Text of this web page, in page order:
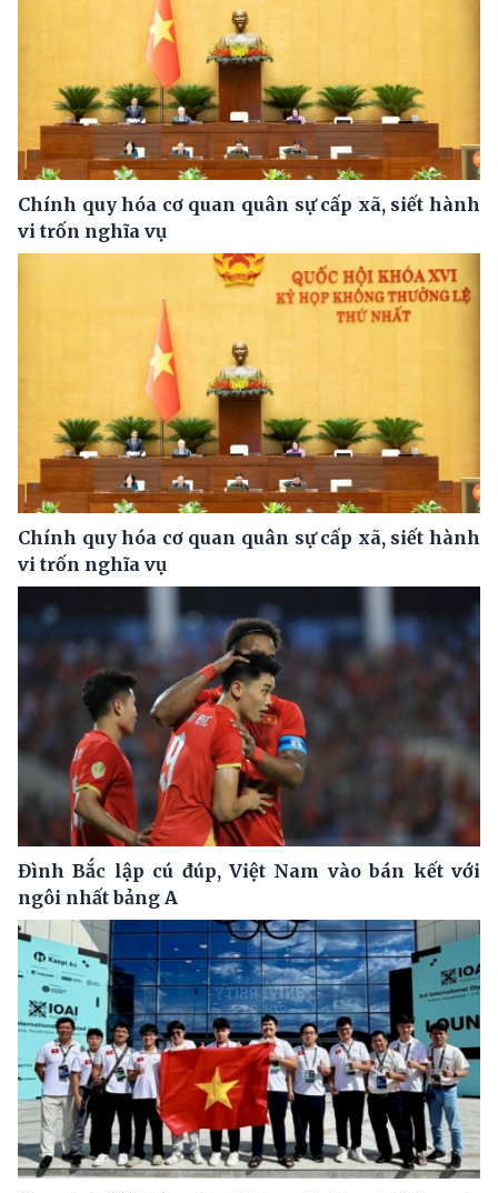
Chính quy hóa cơ quan quân sự cấp xã, siết hành
vi trốn nghĩa vụ
Chính quy hóa cơ quan quân sự cấp xã, siết hành
vi trốn nghĩa vụ
Đình Bắc lập cú đúp, Việt Nam vào bán kết với
ngôi nhất bảng A